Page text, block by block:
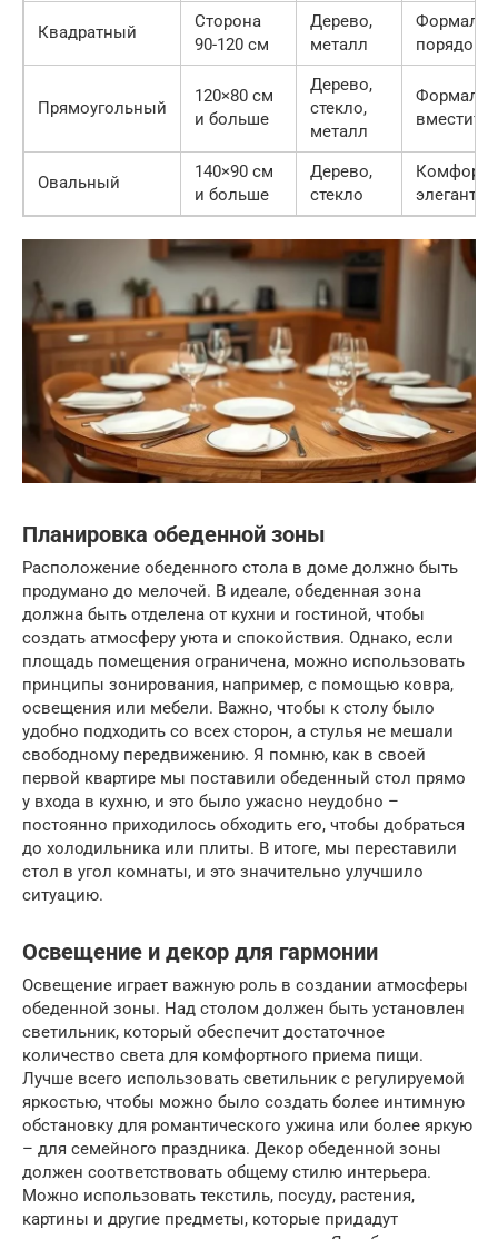
Квадратный
Сторона
90-120 см
Дерево,
металл
порядок
Прямоугольный
120×80 см
и больше
Дерево,
стекло,
металл
Овальный
140×90 см
и больше
Дерево,
стекло
Комфорт,
Планировка обеденной зоны
Расположение обеденного стола в доме должно быть
продумано до мелочей. В идеале, обеденная зона
должна быть отделена от кухни и гостиной, чтобы
создать атмосферу уюта и спокойствия. Однако, если
площадь помещения ограничена, можно использовать
принципы зонирования, например, с помощью ковра,
освещения или мебели. Важно, чтобы к столу было
удобно подходить со всех сторон, а стулья не мешали
свободному передвижению. Я помню, как в своей
первой квартире мы поставили обеденный стол прямо
у входа в кухню, и это было ужасно неудобно –
постоянно приходилось обходить его, чтобы добраться
до холодильника или плиты. В итоге, мы переставили
стол в угол комнаты, и это значительно улучшило
ситуацию.
Освещение и декор для гармонии
Освещение играет важную роль в создании атмосферы
обеденной зоны. Над столом должен быть установлен
светильник, который обеспечит достаточное
количество света для комфортного приема пищи.
Лучше всего использовать светильник с регулируемой
яркостью, чтобы можно было создать более интимную
обстановку для романтического ужина или более яркую
– для семейного праздника. Декор обеденной зоны
должен соответствовать общему стилю интерьера.
Можно использовать текстиль, посуду, растения,
картины и другие предметы, которые придадут